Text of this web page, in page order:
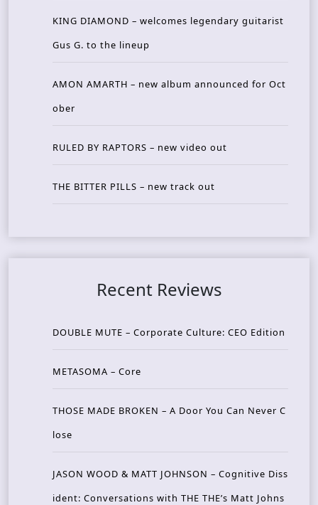
KING DIAMOND – welcomes legendary guitarist
Gus G. to the lineup
AMON AMARTH – new album announced for Oct
ober
RULED BY RAPTORS – new video out
THE BITTER PILLS – new track out
Recent Reviews
DOUBLE MUTE – Corporate Culture: CEO Edition
METASOMA – Core
THOSE MADE BROKEN – A Door You Can Never C
lose
JASON WOOD & MATT JOHNSON – Cognitive Diss
ident: Conversations with THE THE’s Matt Johns